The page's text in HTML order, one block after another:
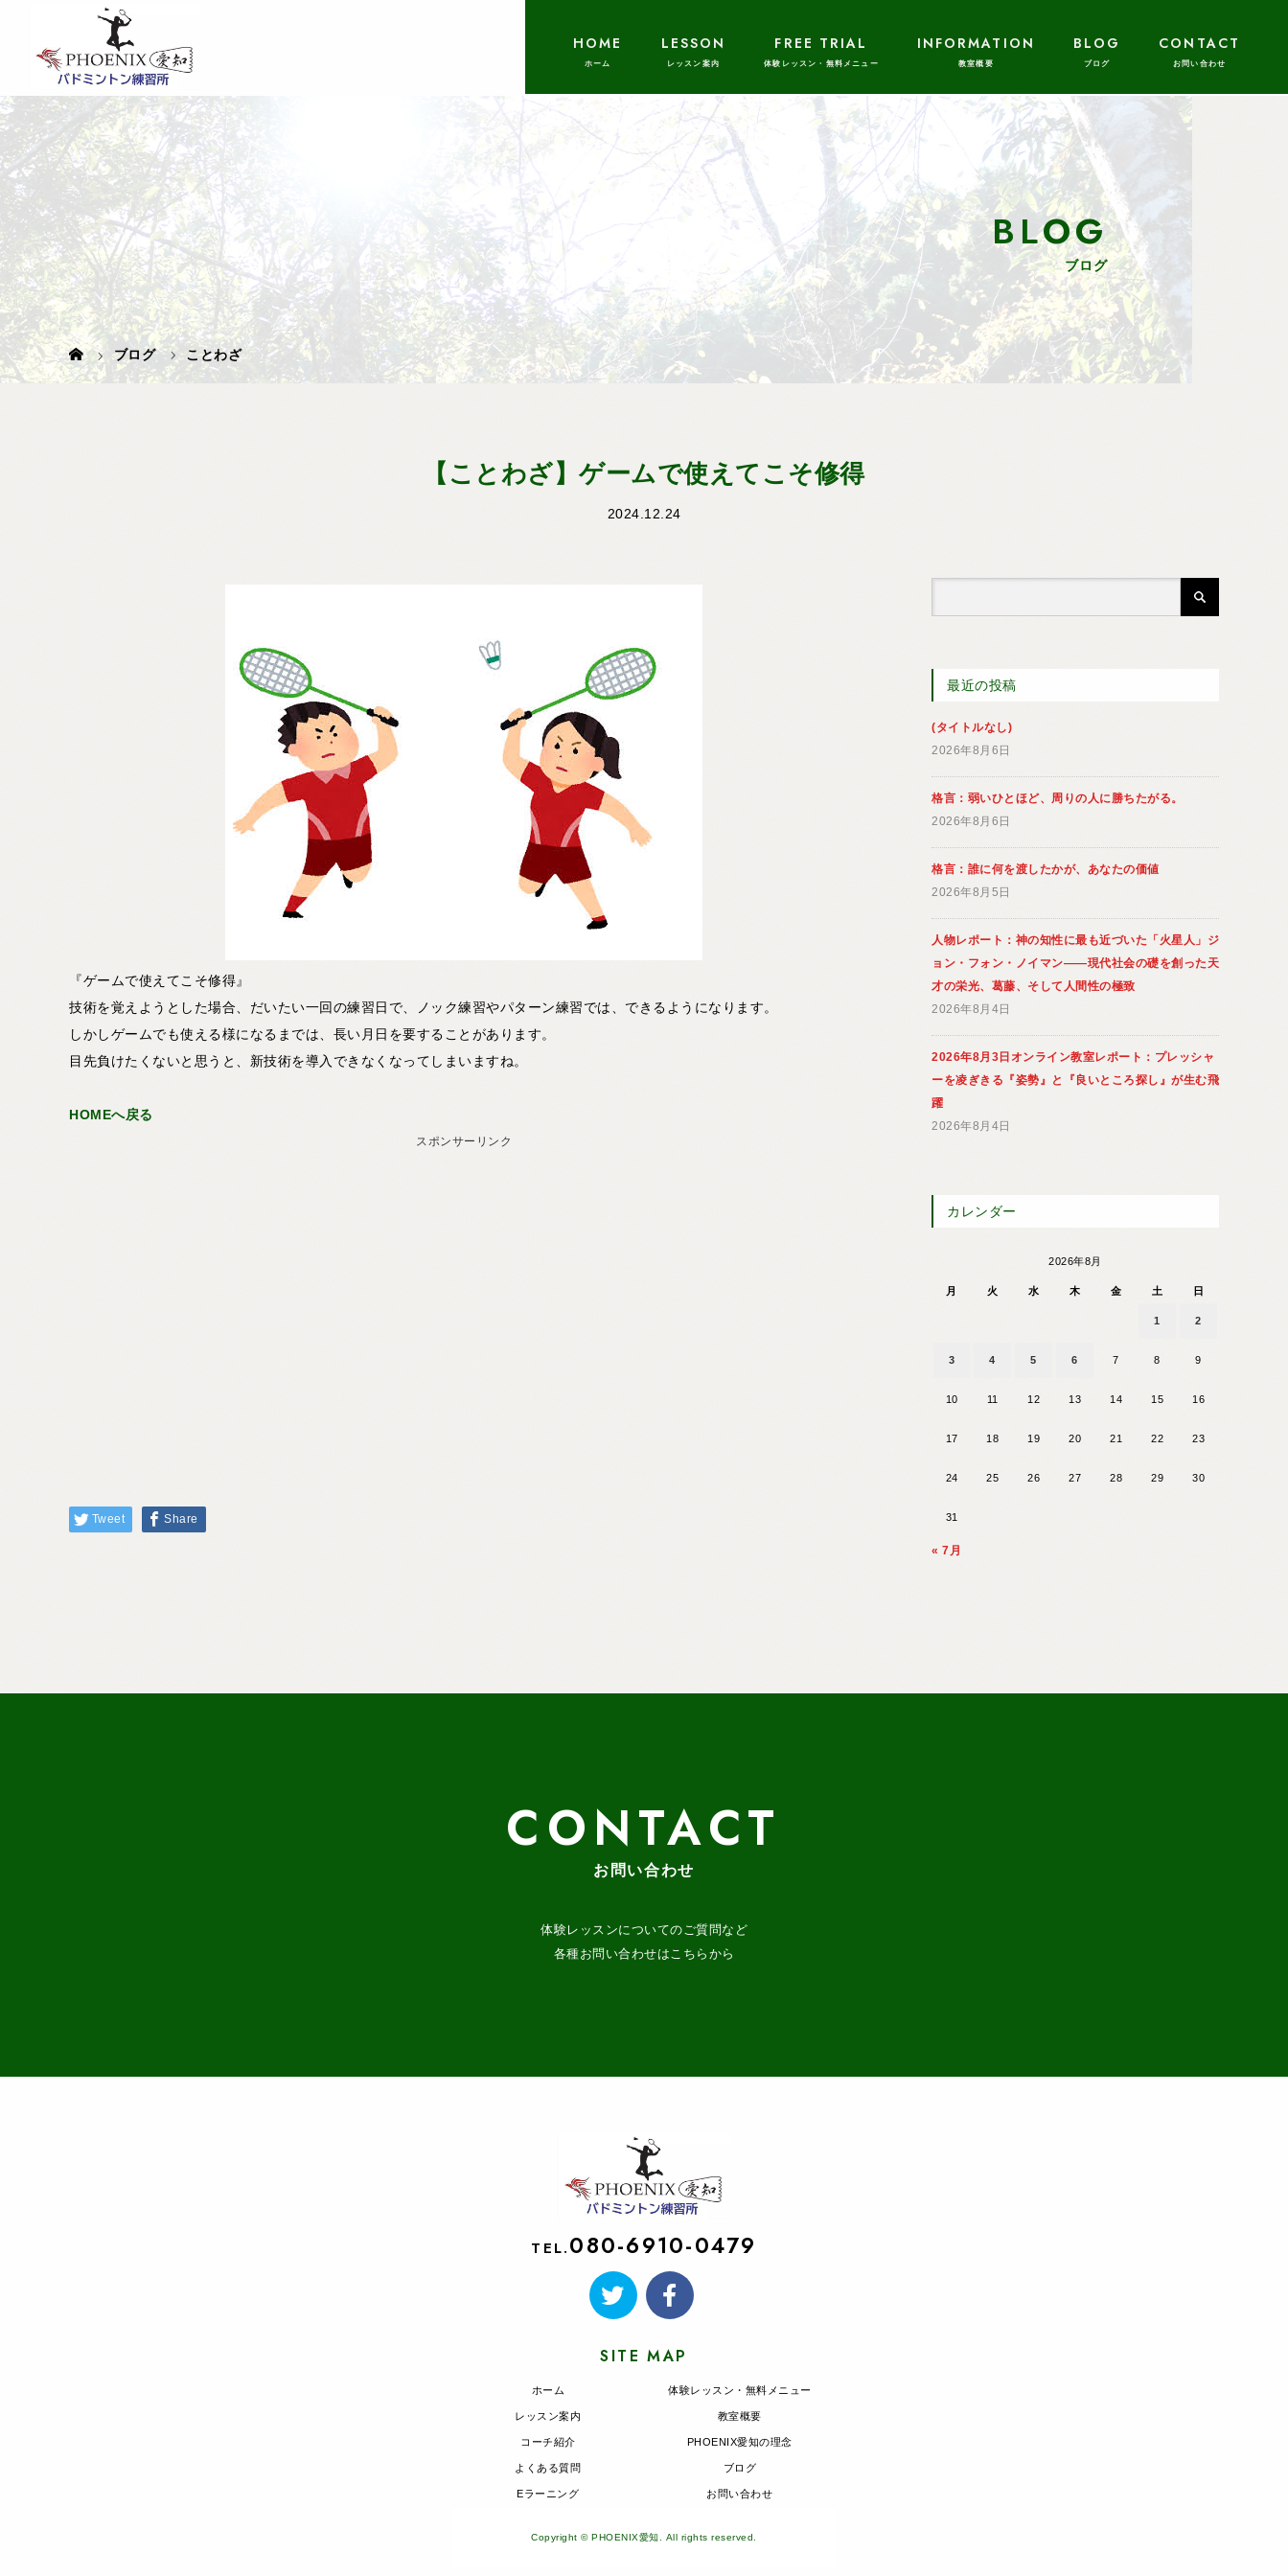
HOME LESSON FREE TRIAL INFORMATION BLOG CONTACT
BLOG
ブログ
ブログ ことわざ
【ことわざ】ゲームで使えてこそ修得
2024.12.24
『ゲームで使えてこそ修得』
技術を覚えようとした場合、だいたい一回の練習日で、ノック練習やパターン練習では、できるようになります。
しかしゲームでも使える様になるまでは、長い月日を要することがあります。
目先負けたくないと思うと、新技術を導入できなくなってしまいますね。
HOMEへ戻る
スポンサーリンク
Tweet Share
最近の投稿
(タイトルなし)
2026年8月6日
格言：弱いひとほど、周りの人に勝ちたがる。
2026年8月6日
格言：誰に何を渡したかが、あなたの価値
2026年8月5日
人物レポート：神の知性に最も近づいた「火星人」ジ
ョン・フォン・ノイマン――現代社会の礎を創った天
才の栄光、葛藤、そして人間性の極致
2026年8月4日
2026年8月3日オンライン教室レポート：プレッシャ
ーを凌ぎきる『姿勢』と『良いところ探し』が生む飛
躍
2026年8月4日
カレンダー
2026年8月
月 火 水 木 金 土 日
1 2
3 4 5 6 7 8 9
10 11 12 13 14 15 16
17 18 19 20 21 22 23
24 25 26 27 28 29 30
31
« 7月
CONTACT
お問い合わせ
体験レッスンについてのご質問など
各種お問い合わせはこちらから
TEL.080-6910-0479
SITE MAP
ホーム
レッスン案内
コーチ紹介
よくある質問
Eラーニング
体験レッスン・無料メニュー
教室概要
PHOENIX愛知の理念
ブログ
お問い合わせ
Copyright © PHOENIX愛知. All rights reserved.